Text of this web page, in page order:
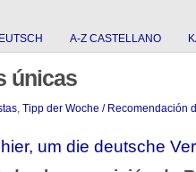
A-Z CASTELLANO
únicas
, Tipp der Woche / Recomendación
um die deutsche